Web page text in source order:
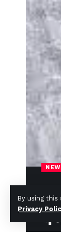
By using this
Privacy